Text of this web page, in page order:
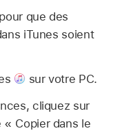
que des
iTunes soient
sur votre PC.
cliquez sur
« Copier dans le